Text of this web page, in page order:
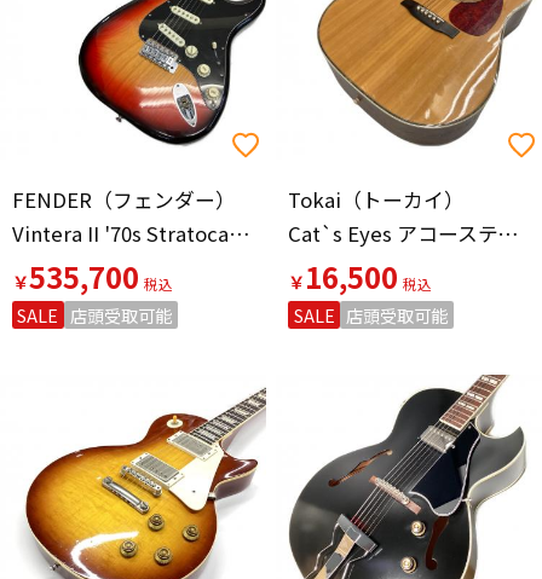
FENDER（フェンダー）
Vintera II '70s Stratocaster, Maple Fingerboard, 3-Color Sunburst
￥535,700
SALE 店頭受取可能
Tokai（トーカイ）
Cat`s Eyes アコースティックギター CE35
￥16,500
SALE 店頭受取可能